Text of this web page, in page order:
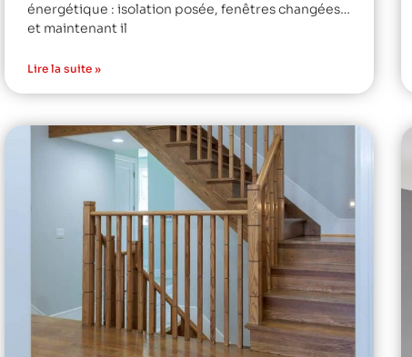
énergétique : isolation posée, fenêtres changées…
et maintenant il
Lire la suite »